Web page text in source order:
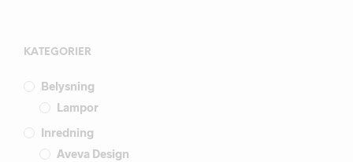
KATEGORIER
Belysning
Lampor
Inredning
Aveva Design